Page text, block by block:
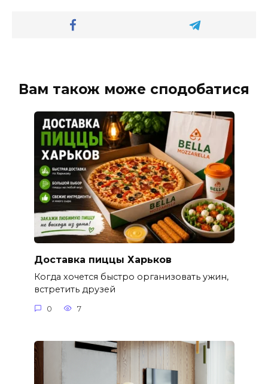
Вам також може сподобатися
Доставка пиццы Харьков
Когда хочется быстро организовать ужин,
встретить друзей
0 7